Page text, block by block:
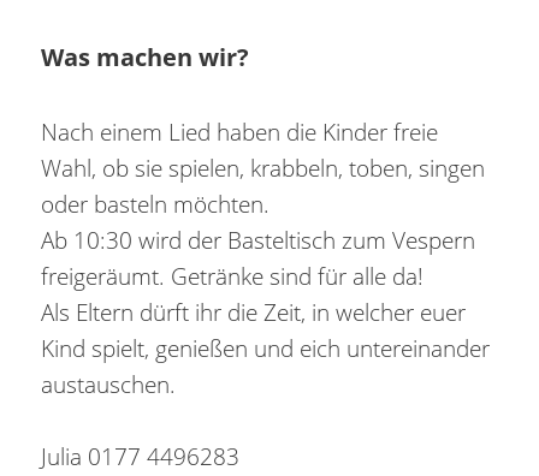
Was machen wir?
Nach einem Lied haben die Kinder freie
Wahl, ob sie spielen, krabbeln, toben, singen
oder basteln möchten.
Ab 10:30 wird der Basteltisch zum Vespern
freigeräumt. Getränke sind für alle da!
Als Eltern dürft ihr die Zeit, in welcher euer
Kind spielt, genießen und eich untereinander
austauschen.
Julia 0177 4496283